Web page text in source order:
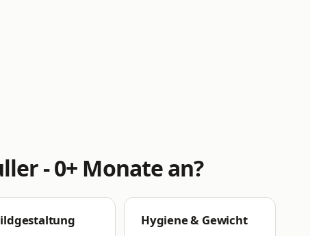
- 0+ Monate an?
Hygiene & Gewicht